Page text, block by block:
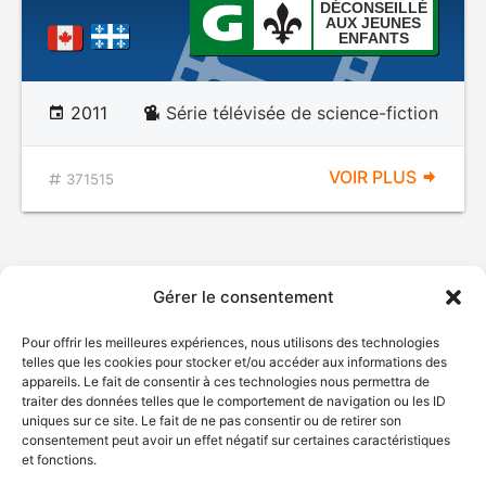
Gérer le consentement
Pour offrir les meilleures expériences, nous utilisons des technologies
telles que les cookies pour stocker et/ou accéder aux informations des
appareils. Le fait de consentir à ces technologies nous permettra de
traiter des données telles que le comportement de navigation ou les ID
uniques sur ce site. Le fait de ne pas consentir ou de retirer son
consentement peut avoir un effet négatif sur certaines caractéristiques
et fonctions.
DÉCONSEILLÉ
AUX JEUNES
ENFANTS
2011 Série télévisée de science-fiction
371515 VOIR PLUS